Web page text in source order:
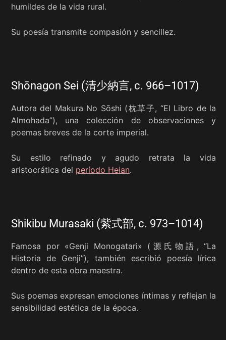
humildes de la vida rural.
Su poesía transmite compasión y sencillez.
Shōnagon Sei (清少納言, c. 966–1017)
Autora del Makura No Sōshi (枕草子, “El Libro de la
Almohada”), una colección de observaciones y
poemas breves de la corte imperial.
Su estilo refinado y agudo retrata la vida
aristocrática del período Heian.
Shikibu Murasaki (紫式部, c. 973–1014)
Famosa por «Genji Monogatari» (源氏物語, “La
Historia de Genji”), también escribió poesía lírica
dentro de esta obra maestra.
Sus poemas expresan emociones íntimas y reflejan la
sensibilidad estética de la época.